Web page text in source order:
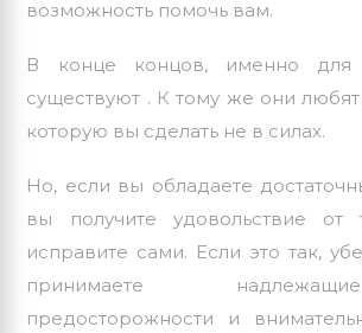
возможность помочь вам.
В конце концов, именно
существуют . К тому же они любят
которую вы сделать не в силах.
Но, если вы обладаете
вы получите удовольствие от
исправите сами. Если это так,
принимаете
предосторожности и